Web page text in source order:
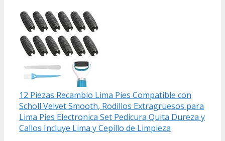
12 Piezas Recambio Lima Pies Compatible con
Scholl Velvet Smooth, Rodillos Extragruesos para
Lima Pies Electronica Set Pedicura Quita Dureza y
Callos Incluye Lima y Cepillo de Limpieza